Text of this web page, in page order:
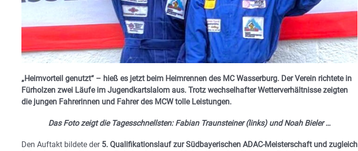
„Heimvorteil genutzt“ – hieß es jetzt beim Heimrennen des MC Wasserburg. Der Verein richtete in
Fürholzen zwei Läufe im Jugendkartslalom aus. Trotz wechselhafter Wetterverhältnisse zeigten
die jungen Fahrerinnen und Fahrer des MCW tolle Leistungen.
Das Foto zeigt die Tagesschnellsten: Fabian Traunsteiner (links) und Noah Bieler …
Den Auftakt bildete der5. Qualifikationslauf zur Südbayerischen ADAC-Meisterschaft und zugleich